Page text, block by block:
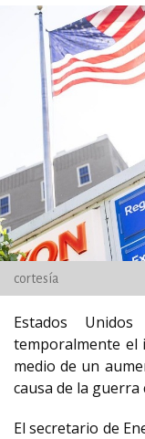
cortesía
Estados
temporalmente el
medio de un
causa de la guerra
El secretario de